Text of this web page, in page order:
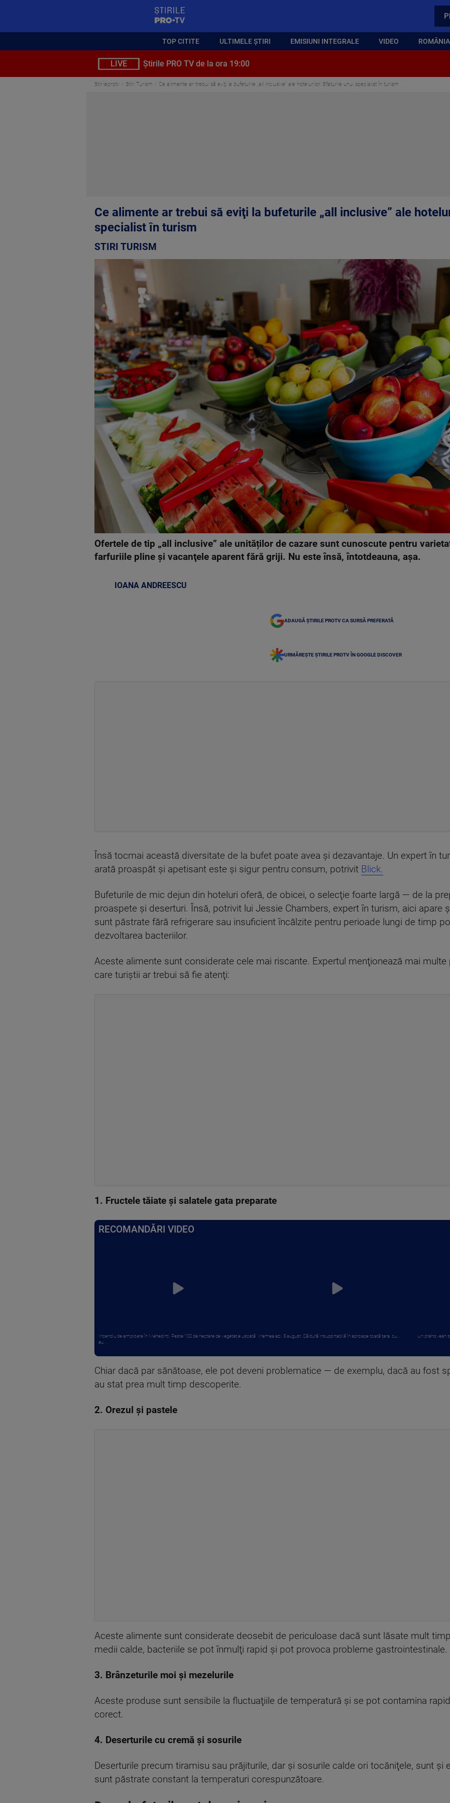
TOP CITITE ULTIMELE ȘTIRI EMISIUNI INTEGRALE VIDEO
LIVE Știrile PRO TV de la ora 19:00
Stirileprotv Stiri Turism Ce alimente ar trebui să eviţi la bufeturile „all inclusive” ale hotelurilor. Sfaturile unui specialist în turism
Ce alimente ar trebui să eviţi la bufeturile „all inclusive” ale
specialist în turism
STIRI TURISM
Ofertele de tip „all inclusive” ale unităților de cazare sunt cunoscute pentru
farfuriile pline şi vacanţele aparent fără griji. Nu este însă, întotdeauna, așa.
IOANA ANDREESCU
ADAUGĂ ȘTIRILE PROTV CA SURSĂ PREFERATĂ
URMĂREȘTE ȘTIRILE PROTV ÎN GOOGLE DISCOVER
Însă tocmai această diversitate de la bufet poate avea şi dezavantaje. Un expert în
arată proaspăt şi apetisant este şi sigur pentru consum, potrivit Blick.
Bufeturile de mic dejun din hoteluri oferă, de obicei, o selecţie foarte largă — de la
proaspete şi deserturi. Însă, potrivit lui Jessie Chambers, expert în turism, aici apare
sunt păstrate fără refrigerare sau insuficient încălzite pentru perioade lungi de timp
dezvoltarea bacteriilor.
Aceste alimente sunt considerate cele mai riscante. Expertul menţionează mai
care turiştii ar trebui să fie atenţi:
1. Fructele tăiate şi salatele gata preparate
RECOMANDĂRI VIDEO
Incendiu de amploare în Mehedinți. Peste 100 de hectare de vegetație uscată
au ...
Vremea azi, 5 august. Căldură insuportabilă în aproape toată țara, cu ... Un prahovean
Chiar dacă par sănătoase, ele pot deveni problematice — de exemplu, dacă au fost
au stat prea mult timp descoperite.
2. Orezul şi pastele
Aceste alimente sunt considerate deosebit de periculoase dacă sunt lăsate mult
medii calde, bacteriile se pot înmulţi rapid şi pot provoca probleme gastrointestinale.
3. Brânzeturile moi şi mezelurile
Aceste produse sunt sensibile la fluctuaţiile de temperatură şi se pot contamina
corect.
4. Deserturile cu cremă şi sosurile
Deserturile precum tiramisu sau prăjiturile, dar şi sosurile calde ori tocăniţele, sunt şi
sunt păstrate constant la temperaturi corespunzătoare.